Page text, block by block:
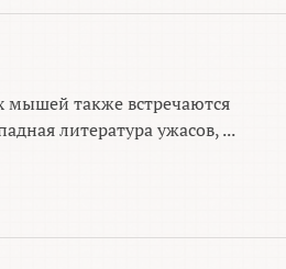
мышей также встречаются
литература ужасов, ...